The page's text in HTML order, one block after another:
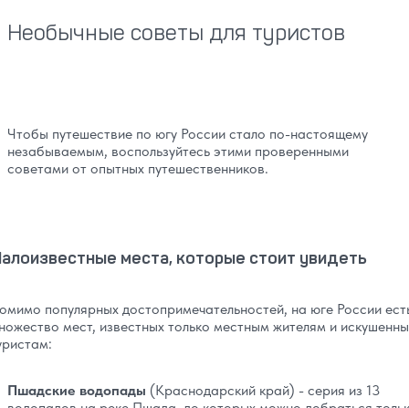
Необычные советы для туристов
Чтобы путешествие по югу России стало по-настоящему
незабываемым, воспользуйтесь этими проверенными
советами от опытных путешественников.
места, которые стоит увидеть
популярных достопримечательностей, на юге России
мест, известных только местным жителям и
Пшадские водопады (Краснодарский край) - серия из 13